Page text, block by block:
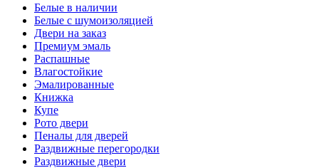
Белые в наличии
Белые с шумоизоляцией
Двери на заказ
Премиум эмаль
Распашные
Влагостойкие
Эмалированные
Книжка
Купе
Рото двери
Пеналы для дверей
Раздвижные перегородки
Раздвижные двери